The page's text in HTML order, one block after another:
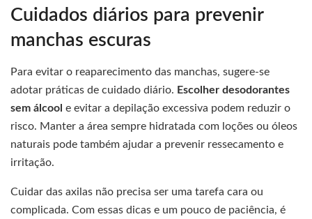
Cuidados diários para prevenir
manchas escuras
Para evitar o reaparecimento das manchas, sugere-se
adotar práticas de cuidado diário. Escolher desodorantes
sem álcool e evitar a depilação excessiva podem reduzir o
risco. Manter a área sempre hidratada com loções ou óleos
naturais pode também ajudar a prevenir ressecamento e
irritação.
Cuidar das axilas não precisa ser uma tarefa cara ou
complicada. Com essas dicas e um pouco de paciência, é